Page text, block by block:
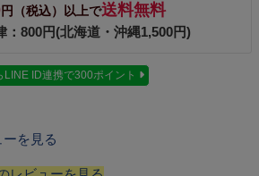
円（税込）以上で送料無料
：800円(北海道・沖縄1,500円)
LINE ID連携で300ポイント
を見る